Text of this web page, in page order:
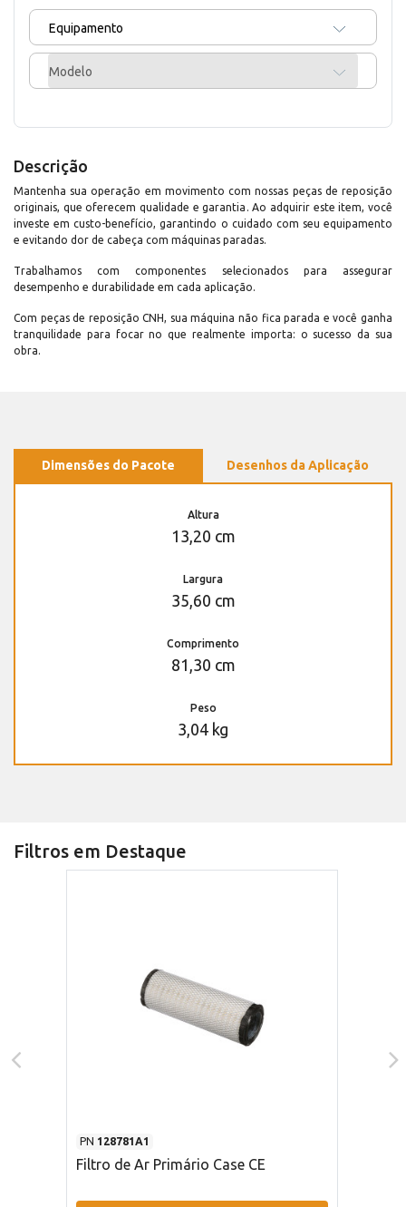
Equipamento
Modelo
Descrição
Mantenha sua operação em movimento com nossas peças de reposição
originais, que oferecem qualidade e garantia. Ao adquirir este item, você
investe em custo-benefício, garantindo o cuidado com seu equipamento
e evitando dor de cabeça com máquinas paradas.
Trabalhamos com componentes selecionados para assegurar
desempenho e durabilidade em cada aplicação.
Com peças de reposição CNH, sua máquina não fica parada e você ganha
tranquilidade para focar no que realmente importa: o sucesso da sua
obra.
Dimensões do Pacote Desenhos da Aplicação
Altura
13,20 cm
Largura
35,60 cm
Comprimento
81,30 cm
Peso
3,04 kg
Filtros em Destaque
PN 128781A1
Filtro de Ar Primário Case CE